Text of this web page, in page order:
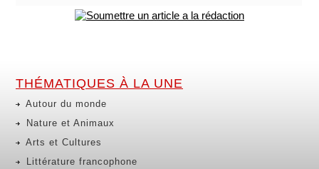
THÉMATIQUES À LA UNE
Autour du monde
Nature et Animaux
Arts et Cultures
Littérature francophone